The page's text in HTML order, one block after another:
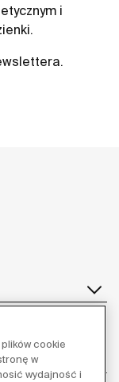
i
cookie
w
wydajność i